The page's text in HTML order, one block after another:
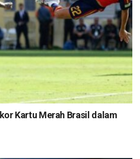
Kartu Merah Brasil dalam